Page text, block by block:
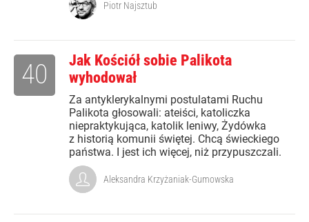
Piotr Najsztub
Jak Kościół sobie Palikota
wyhodował
Za antyklerykalnymi postulatami Ruchu
Palikota głosowali: ateiści, katoliczka
niepraktykująca, katolik leniwy, Żydówka
z historią komunii świętej. Chcą świeckiego
państwa. I jest ich więcej, niż przypuszczali.
40
Aleksandra Krzyżaniak-Gumowska